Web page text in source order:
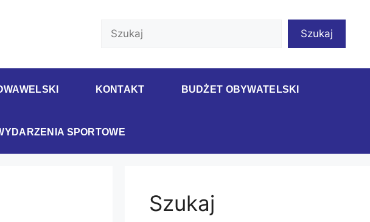
Szukaj
Szukaj
KONTAKT BUDŻET OBYWATELSKI
SPORTOWE
Szukaj